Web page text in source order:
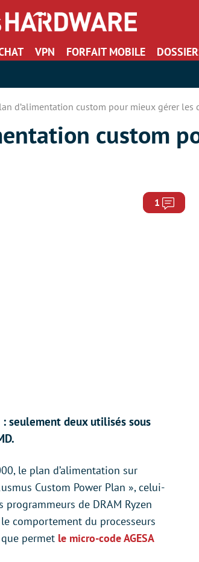
VPN FORFAIT MOBILE
d’alimentation custom pour mieux gérer les
custom
1
seulement deux utilisés sous
le plan d’alimentation sur
Custom Power Plan », celui-
de DRAM Ryzen
comportement du processeurs
permet le micro-code AGESA